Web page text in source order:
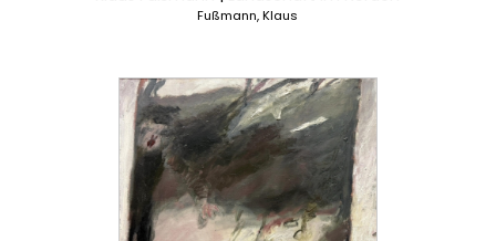
Fußmann, Klaus